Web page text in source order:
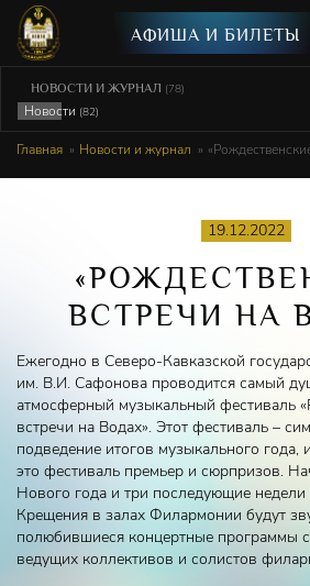
АФИША И БИЛЕТЫ
НОВОСТИ И ЖУРНАЛ (78)
Новости (82)
Главная Новости и журнал
19.12.2022
ВСТРЕЧИ НА
Ежегодно в Северо-Кавказской
им. В.И. Сафонова проводится самый
атмосферный музыкальный фестиваль
встречи на Водах». Этот фестиваль –
подведение итогов музыкального
это фестиваль премьер и сюрпризов.
Нового года и три последующие
Крещения в залах Филармонии будут
полюбившиеся концертные программы
ведущих коллективов и солистов